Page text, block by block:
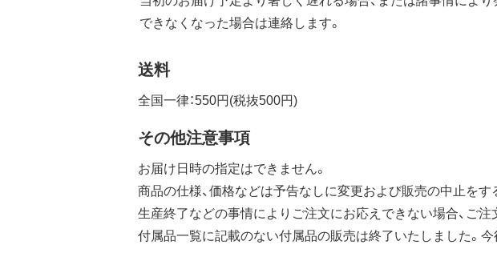
できなくなった場合は連絡します。
送料
全国一律：550円(税抜500円)
その他注意事項
お届け日時の指定はできません。
商品の仕様、価格などは予告なしに変更および販売の中止をす
生産終了などの事情によりご注文にお応えできない場合、ご
付属品一覧に記載のない付属品の販売は終了いたしました。